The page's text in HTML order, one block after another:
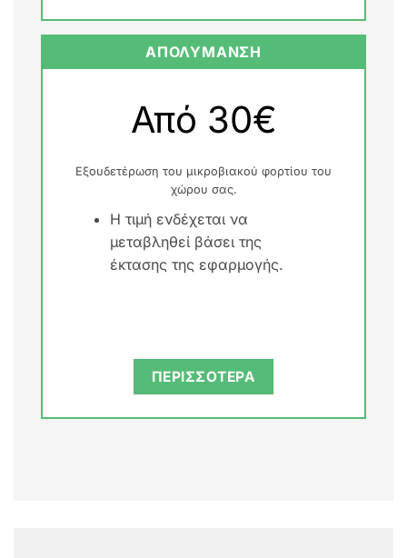
ΑΠΟΛΥΜΑΝΣΗ
Από 30€
Εξουδετέρωση του μικροβιακού φορτίου του
χώρου σας.
Η τιμή ενδέχεται να
μεταβληθεί βάσει της
έκτασης της εφαρμογής.
ΠΕΡΙΣΣΟΤΕΡΑ